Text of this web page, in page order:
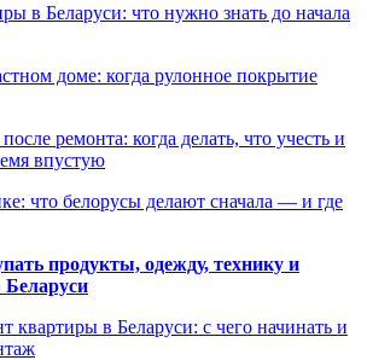
в Беларуси: что нужно знать до начала
доме: когда рулонное покрытие
ремонта: когда делать, что учесть и
впустую
что белорусы делают сначала — и где
продукты, одежду, технику и
квартиры в Беларуси: с чего начинать и